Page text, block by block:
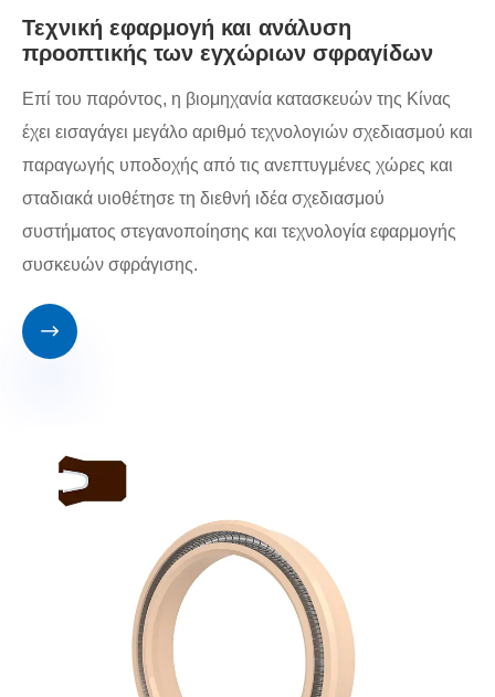
Τεχνική εφαρμογή και ανάλυση
προοπτικής των εγχώριων σφραγίδων
Επί του παρόντος, η βιομηχανία κατασκευών της Κίνας
έχει εισαγάγει μεγάλο αριθμό τεχνολογιών σχεδιασμού και
παραγωγής υποδοχής από τις ανεπτυγμένες χώρες και
σταδιακά υιοθέτησε τη διεθνή ιδέα σχεδιασμού
συστήματος στεγανοποίησης και τεχνολογία εφαρμογής
συσκευών σφράγισης.
